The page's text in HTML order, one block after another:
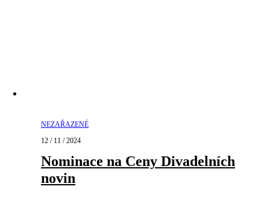
NEZAŘAZENÉ
12 / 11 / 2024
Nominace na Ceny Divadelních
novin